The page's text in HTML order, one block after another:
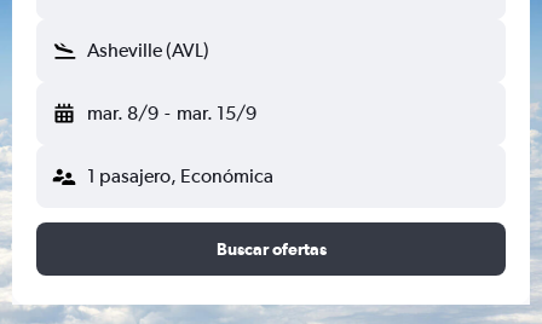
Asheville (AVL)
mar. 8/9 - mar. 15/9
1 pasajero, Económica
Buscar ofertas